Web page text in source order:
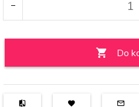
Do